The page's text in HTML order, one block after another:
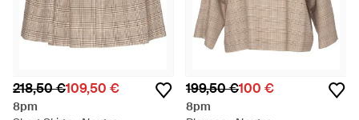
218,50 €109,50 €
8pm
199,50 €100 €
8pm